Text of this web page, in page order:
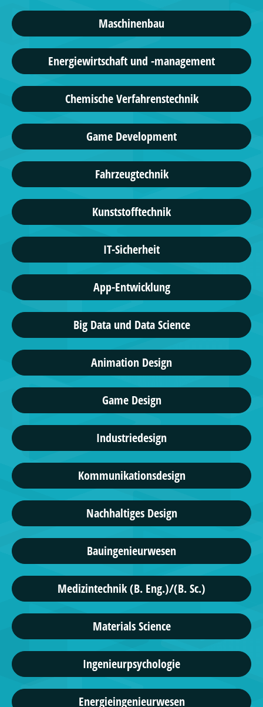
Maschinenbau
Energiewirtschaft und -management
Chemische Verfahrenstechnik
Game Development
Fahrzeugtechnik
Kunststofftechnik
IT-Sicherheit
App-Entwicklung
Big Data und Data Science
Animation Design
Game Design
Industriedesign
Kommunikationsdesign
Nachhaltiges Design
Bauingenieurwesen
Medizintechnik (B. Eng.)/(B. Sc.)
Materials Science
Ingenieurpsychologie
Energieingenieurwesen